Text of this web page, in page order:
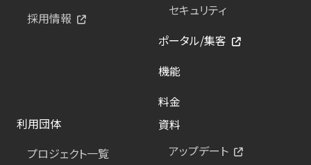
採用情報
セキュリティ
ポータル/集客
機能
料金
利用団体
プロジェクト一覧
資料
アップデート